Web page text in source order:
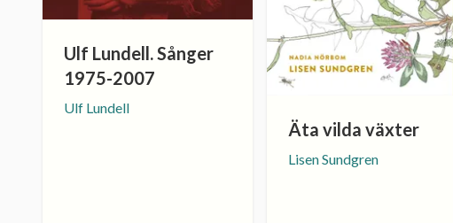
Ulf Lundell. Sånger
1975-2007
Ulf Lundell
Äta vilda växter
Lisen Sundgren